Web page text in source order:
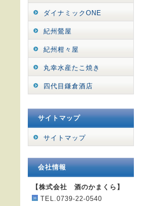
ダイナミックONE
紀州鶯屋
紀州柑々屋
丸幸水産たこ焼き
四代目鎌倉酒店
サイトマップ
サイトマップ
会社情報
【株式会社 酒のかまくら】
TEL.0739-22-0540